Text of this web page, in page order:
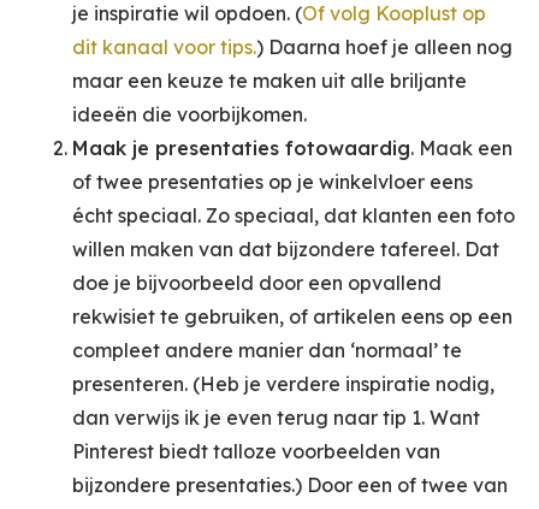
je inspiratie wil opdoen. (Of volg Kooplust op
dit kanaal voor tips.) Daarna hoef je alleen nog
maar een keuze te maken uit alle briljante
ideeën die voorbijkomen.
Maak je presentaties fotowaardig. Maak een
of twee presentaties op je winkelvloer eens
écht speciaal. Zo speciaal, dat klanten een foto
willen maken van dat bijzondere tafereel. Dat
doe je bijvoorbeeld door een opvallend
rekwisiet te gebruiken, of artikelen eens op een
compleet andere manier dan ‘normaal’ te
presenteren. (Heb je verdere inspiratie nodig,
dan verwijs ik je even terug naar tip 1. Want
Pinterest biedt talloze voorbeelden van
bijzondere presentaties.) Door een of twee van